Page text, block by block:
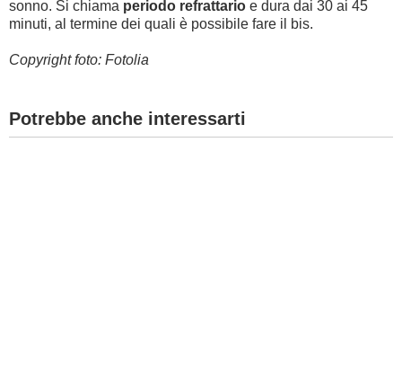
sonno. Si chiama periodo refrattario e dura dai 30 ai 45
minuti, al termine dei quali è possibile fare il bis.
Copyright foto: Fotolia
Potrebbe anche interessarti